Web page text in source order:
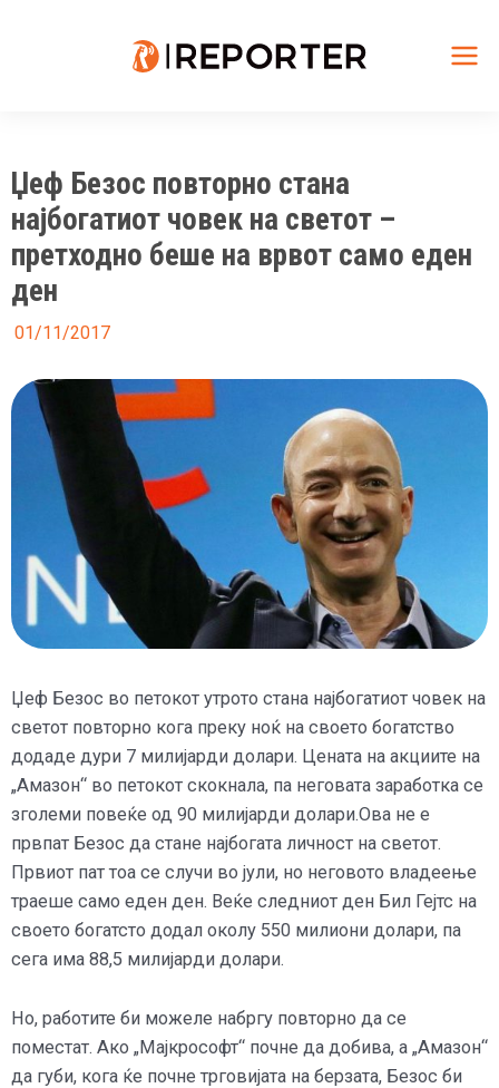
Џеф Безос повторно стана
најбогатиот човек на светот –
претходно беше на врвот само еден
ден
01/11/2017
Џеф Безос во петокот утрото стана најбогатиот човек на
светот повторно кога преку ноќ на своето богатство
додаде дури 7 милијарди долари. Цената на акциите на
„Амазон“ во петокот скокнала, па неговата заработка се
зголеми повеќе од 90 милијарди долари.Ова не е
првпат Безос да стане најбогата личност на светот.
Првиот пат тоа се случи во јули, но неговото владеење
траеше само еден ден. Веќе следниот ден Бил Гејтс на
своето богатсто додал околу 550 милиони долари, па
сега има 88,5 милијарди долари.
Но, работите би можеле набргу повторно да се
поместат. Ако „Мајкрософт“ почне да добива, а „Амазон“
да губи, кога ќе почне трговијата на берзата, Безос би